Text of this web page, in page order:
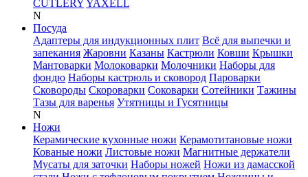
CUTLERYYAXELL
N
Посуда
Адаптеры для индукционных плит Всё для выпечки и
запекания Жаровни Казаны Кастрюли Ковши Крышки
Мантоварки Молоковарки Молочники Наборы для
фондю Наборы кастрюль и сковород Пароварки
Сковороды Скороварки Соковарки Сотейники Тажины
Тазы для варенья Утятницы и Гусятницы
N
Ножи
Керамические кухонные ножи Керамотитановые ножи
Кованые ножи Листовые ножи Магнитные держатели
Мусаты для заточки Наборы ножей Ножи из дамасской